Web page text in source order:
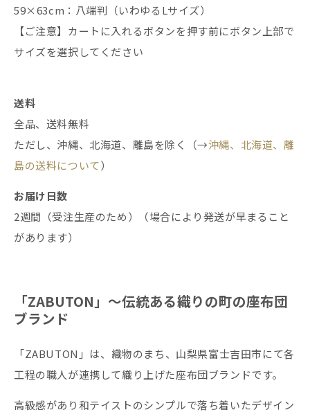
59×63cm：八端判（いわゆるLサイズ）
【ご注意】カートに入れるボタンを押す前にボタン上部で
サイズを選択してください
送料
全品、送料無料
ただし、沖縄、北海道、離島を除く（→沖縄、北海道、離
島の送料について）
お届け日数
2週間（受注生産のため）（場合により発送が早まること
があります）
「ZABUTON」〜伝統ある織りの町の座布団
ブランド
「ZABUTON」は、織物のまち、山梨県富士吉田市にて各
工程の職人が連携して織り上げた座布団ブランドです。
高級感があり和テイストのシンプルで落ち着いたデザイン